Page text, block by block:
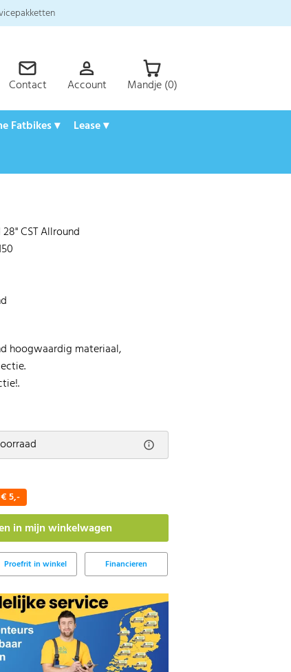
Contact Account Mandje (0)
Fatbikes ▾
Lease ▾
CST Allround
hoogwaardig materiaal,
5,-
Proefrit in winkel Financieren